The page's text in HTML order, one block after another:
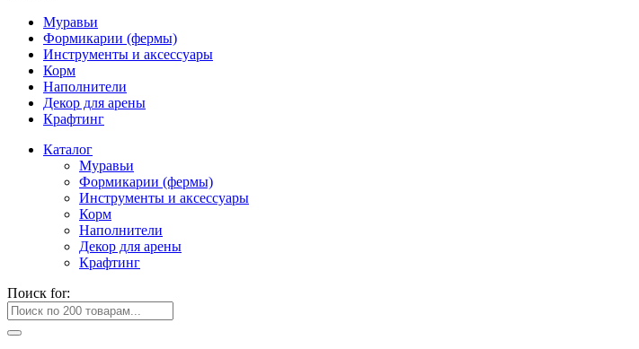
Муравьи
Формикарии (фермы)
Инструменты и аксессуары
Корм
Наполнители
Декор для арены
Крафтинг
Каталог
Муравьи
Формикарии (фермы)
Инструменты и аксессуары
Корм
Наполнители
Декор для арены
Крафтинг
Поиск for: